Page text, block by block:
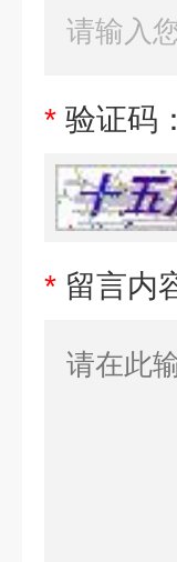
* 验证码：
* 留言内